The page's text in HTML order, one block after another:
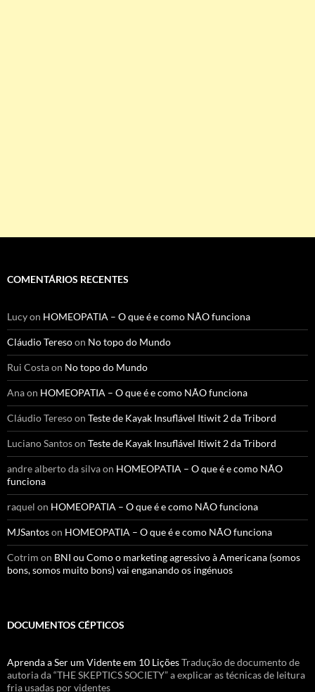
COMENTÁRIOS RECENTES
Lucyon HOMEOPATIA – O que é e como NÃO funciona
Cláudio Teresoon No topo do Mundo
Rui Costaon No topo do Mundo
Anaon HOMEOPATIA – O que é e como NÃO funciona
Cláudio Teresoon Teste de Kayak Insuflável Itiwit 2 da Tribord
Luciano Santoson Teste de Kayak Insuflável Itiwit 2 da Tribord
andre alberto da silvaon HOMEOPATIA – O que é e como NÃO
funciona
raquel on HOMEOPATIA – O que é e como NÃO funciona
MJSantoson HOMEOPATIA – O que é e como NÃO funciona
Cotrim on BNI ou Como o marketing agressivo à Americana (somos
bons, somos muito bons) vai enganando os ingénuos
DOCUMENTOS CÉPTICOS
Aprenda a Ser um Vidente em 10 LiçõesTradução de documento de
autoria da “THE SKEPTICS SOCIETY” a explicar as técnicas de leitura
fria usadas por videntes